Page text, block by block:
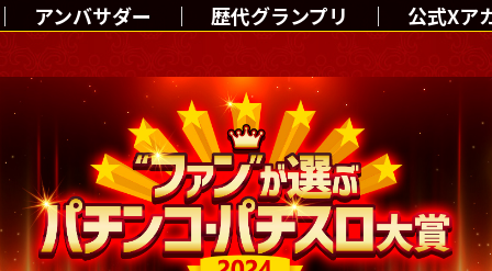
アンバサダー 歴代グランプリ 公式Xア